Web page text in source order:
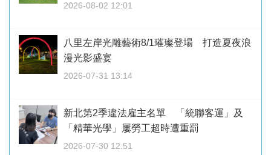
2026-08-02 12:01
八里左岸光雕藝術8/1璀璨登場 打造夏夜浪
漫光影盛宴
2026-07-31 13:14
新北第2季違法雇主名單 「統聯客運」及
「精華光學」屢勞工超時遭重罰
2026-07-30 12:51